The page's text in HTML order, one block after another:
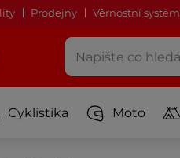
Prodejny Věrnostní systém
Cyklistika Moto